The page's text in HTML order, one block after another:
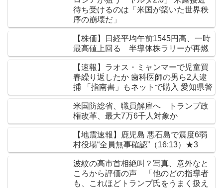
待ち受けるのは「米国が築いた世界秩
序の崩壊だ」
【株価】日経平均午前1545円高、一時
最高値上回る 半導体株ラリーが再燃
【速報】ラオス・ミャンマーで児童買
春繰り返したか 歯科医師の男ら2人逮
捕 「指南書」もネットで購入 愛知県警
米国防総省、職員解雇へ トランプ政
権改革、最大7万6千人対象か
【地震速報】鹿児島 悪石島で震度6弱
村役場“全員無事確認”（16:13）★3
波紋の高市首相絶叫？写真、意外なと
ころから評価の声 「他のどの指導者
も、これほどトランプ氏をうまく扱え